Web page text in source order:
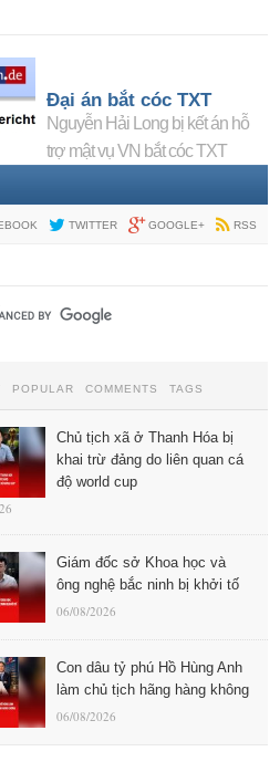
Đại án bắt cóc TXT
Nguyễn Hải Long bị kết án hỗ
trợ mật vụ VN bắt cóc TXT
TWITTER GOOGLE+ RSS
POPULAR COMMENTS TAGS
Chủ tịch xã ở Thanh Hóa bị
khai trừ đảng do liên quan cá
độ world cup
Giám đốc sở Khoa học và
ông nghệ bắc ninh bị khởi tố
06/08/2026
Con dâu tỷ phú Hồ Hùng Anh
làm chủ tịch hãng hàng không
06/08/2026